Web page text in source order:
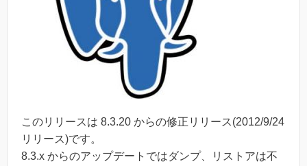
このリリースは 8.3.20 からの修正リリース(2012/9/24
リリース)です。
8.3.x からのアップデートではダンプ、リストアは不